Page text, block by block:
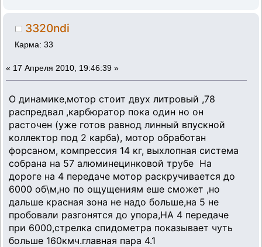
3320ndi
Карма: 33
« 17 Апреля 2010, 19:46:39 »
О динамике,мотор стоит двух литровый ,78
распредвал ,карбюратор пока один но он
расточен (уже готов равнод линный впускной
коллектор под 2 карба), мотор обработан
форсаном, компрессия 14 кг, выхлопная система
собрана на 57 алюминецинковой трубе На
дороге на 4 передаче мотор раскручивается до
6000 об\м,но по ощущениям еше сможет ,но
дальше красная зона не надо больше,на 5 не
пробовали разгонятся до упора,НА 4 передаче
при 6000,стрелка спидометра показывает чуть
больше 160кмч.главная пара 4.1